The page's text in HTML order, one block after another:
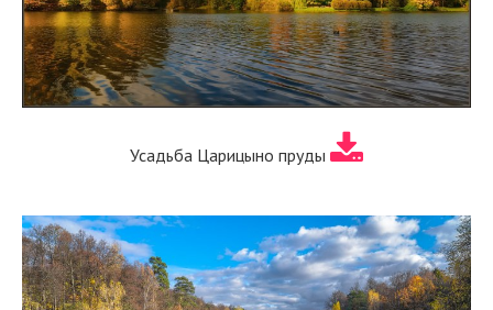
Усадьба Царицыно пруды